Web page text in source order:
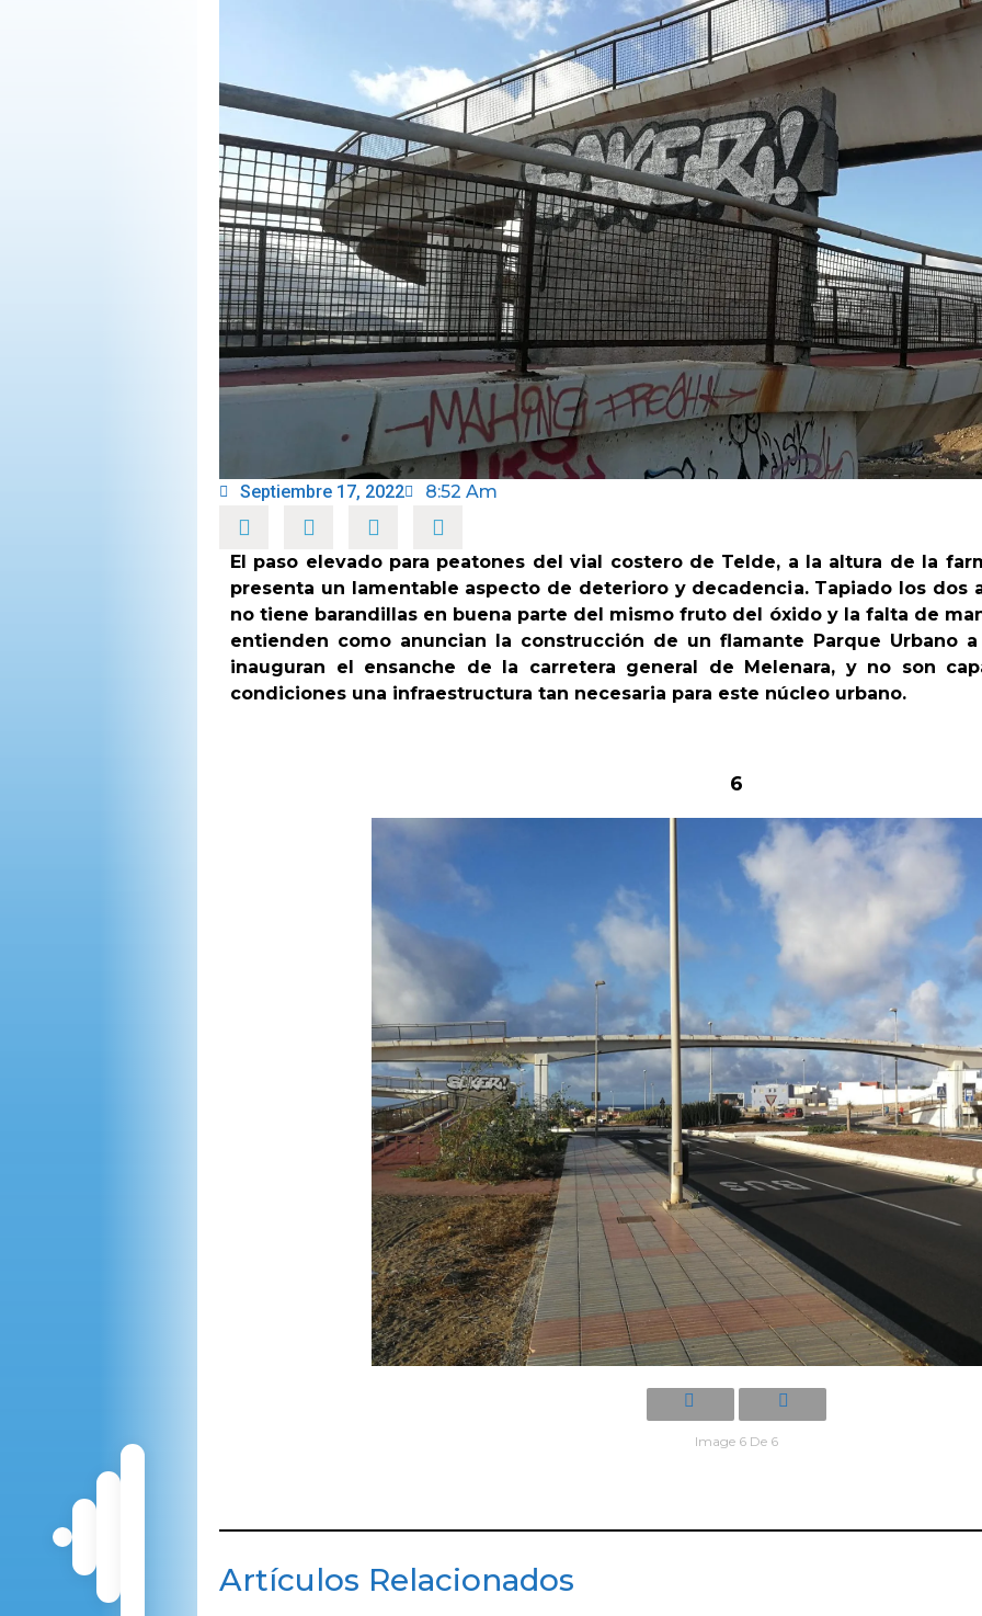
PROGRAMAS
Septiembre 17, 2022 8:52 Am
El paso elevado para peatones del vial costero de Telde, a la altura de la
presenta un lamentable aspecto de deterioro y decadencia. Tapiado los dos
no tiene barandillas en buena parte del mismo fruto del óxido y la falta de
entienden como anuncian la construcción de un flamante Parque Urbano
inauguran el ensanche de la carretera general de Melenara, y no son
condiciones una infraestructura tan necesaria para este núcleo urbano.
6
Image 6 De 6
Artículos Relacionados